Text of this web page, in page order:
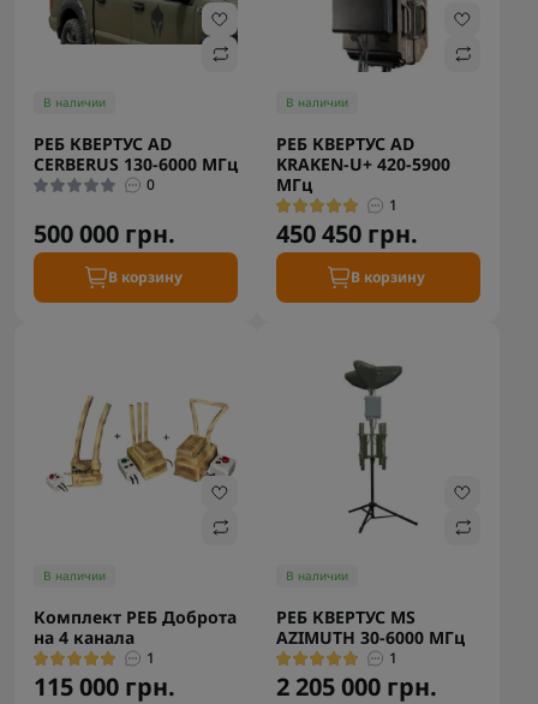
В наличии
РЕБ КВЕРТУС AD
CERBERUS 130-6000 МГц
0
500 000 грн.
В корзину
В наличии
РЕБ КВЕРТУС AD
KRAKEN-U+ 420-5900
МГц
1
450 450 грн.
В корзину
В наличии
Комплект РЕБ Доброта
на 4 канала
1
115 000 грн.
В наличии
РЕБ КВЕРТУС MS
AZIMUTH 30-6000 МГц
1
2 205 000 грн.